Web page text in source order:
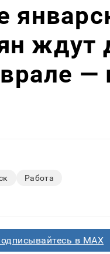
ждут
—
Работа
в MAX